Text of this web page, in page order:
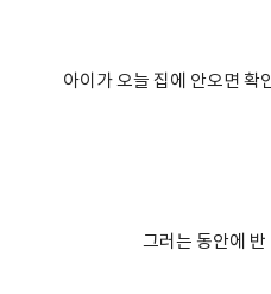
아이가 오늘 집에 안오면 확
그러는 동안에